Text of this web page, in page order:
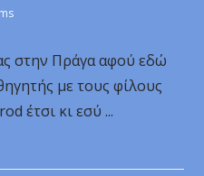
στην Πράγα αφού εδώ
με τους φίλους
έτσι κι εσύ ...